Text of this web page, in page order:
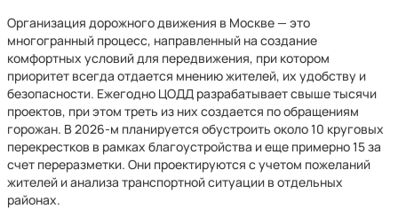
Организация дорожного движения в Москве — это
многогранный процесс, направленный на создание
комфортных условий для передвижения, при котором
приоритет всегда отдается мнению жителей, их удобству и
безопасности. Ежегодно ЦОДД разрабатывает свыше тысячи
проектов, при этом треть из них создается по обращениям
горожан. В 2026-м планируется обустроить около 10 круговых
перекрестков в рамках благоустройства и еще примерно 15 за
счет переразметки. Они проектируются с учетом пожеланий
жителей и анализа транспортной ситуации в отдельных
районах.